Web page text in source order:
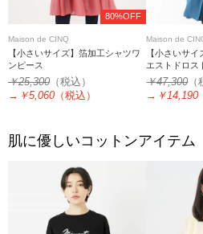
80%OFF
Maison de CINQ
【小さいサイズ】箔加工シャツワ
ンピース
￥25,300 （税込）
→ ￥5,060 （税込）
Maison de
【小さいサ
エストドロス
で洗える
￥47,300（
→ ￥14,190
肌に優しいコットンアイテム